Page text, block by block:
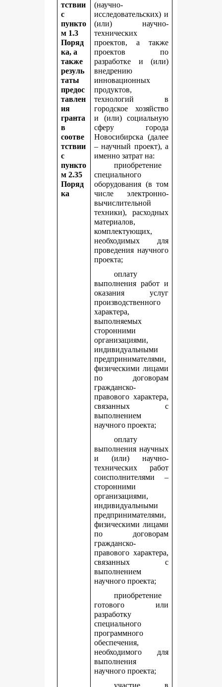
тствии
с
пункто
м 1.3
Поряд
ка, а
также
резуль
таты
предос
тавлен
ия
гранта
в
соотве
тствии
с
пункто
м 2.35
Поряд
ка
(научно-
исследовательских) и
(или) научно-
технических
проектов, а также
проектов по
разработке и (или)
внедрению
инновационных
продуктов,
технологий в
городское хозяйство
и (или) социальную
сферу города
Новосибирска (далее
– научный проект), а
именно затрат на:
приобретение
специального
оборудования (в том
числе электронно-
вычислительной
техники), расходных
материалов,
комплектующих,
необходимых для
проведения научного
проекта;
оплату
выполнения работ и
оказания услуг
производственного
характера,
выполняемых
сторонними
организациями,
индивидуальными
предпринимателями,
физическими лицами
по договорам
гражданско-
правового характера,
связанных с
выполнением
научного проекта;
оплату
выполнения научных
и (или) научно-
технических работ
соисполнителями –
сторонними
организациями,
индивидуальными
предпринимателями,
физическими лицами
по договорам
гражданско-
правового характера,
связанных с
выполнением
научного проекта;
приобретение
готового или
разработку
специального
программного
обеспечения,
необходимого для
выполнения
научного проекта;
участие в